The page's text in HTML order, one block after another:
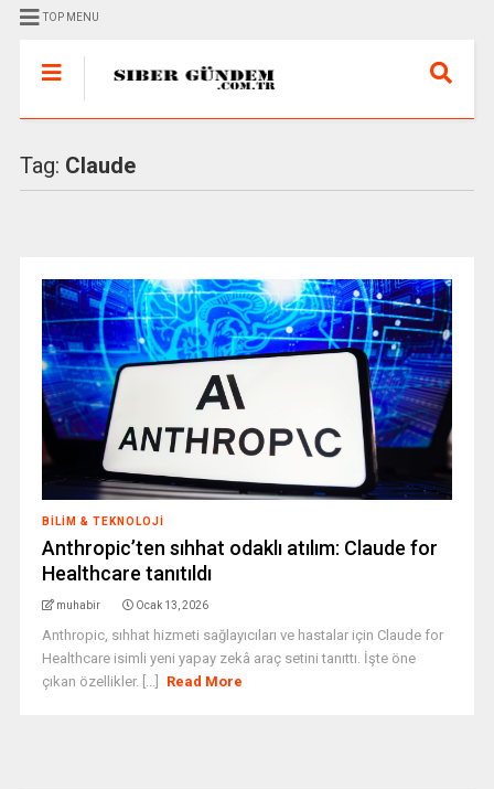
TOP MENU
Tag: Claude
BILIM & TEKNOLOJI
Anthropic’ten sıhhat odaklı atılım: Claude for
Healthcare tanıtıldı
muhabir Ocak 13, 2026
Anthropic, sıhhat hizmeti sağlayıcıları ve hastalar için Claude for
Healthcare isimli yeni yapay zekâ araç setini tanıttı. İşte öne
çıkan özellikler. [...]
Read More